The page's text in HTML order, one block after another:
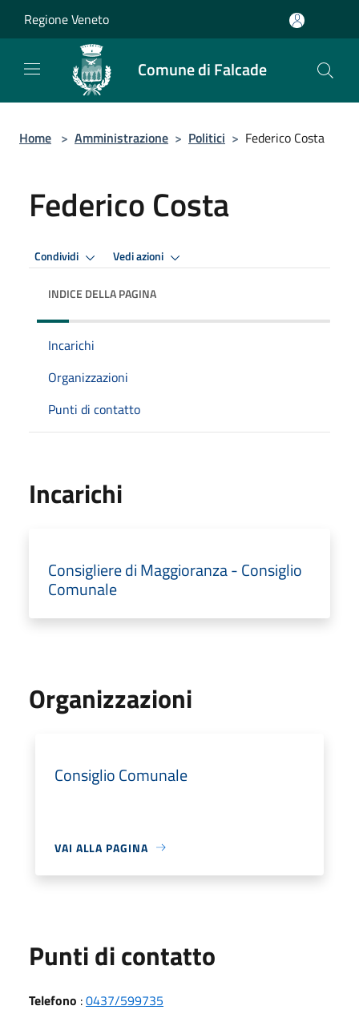
Regione Veneto
Comune di Falcade
Home > Amministrazione > Politici > Federico Costa
Federico Costa
Condividi Vedi azioni
INDICE DELLA PAGINA
Incarichi
Organizzazioni
Punti di contatto
Incarichi
Consigliere di Maggioranza - Consiglio
Comunale
Organizzazioni
Consiglio Comunale
VAI ALLA PAGINA
Punti di contatto
Telefono :0437/599735